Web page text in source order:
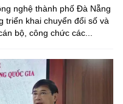
nghệ thành phố Đà Nẵng
triển khai chuyển đổi số và
bộ, công chức các...